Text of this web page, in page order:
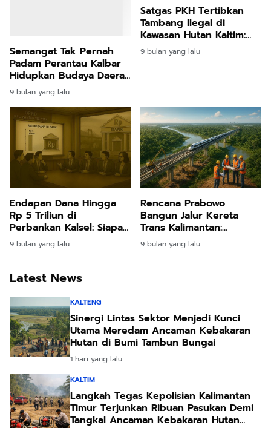
Semangat Tak Pernah
Padam Perantau Kalbar
Hidupkan Budaya Daerah
di Jantung Jakarta
9 bulan yang lalu
Satgas PKH Tertibkan
Tambang Ilegal di
Kawasan Hutan Kaltim:
Rampas 116 Hektare
Lahan Milik Konglomerat,
9 bulan yang lalu
Endapan Dana Hingga
Rp 5 Triliun di
Perbankan Kalsel: Siapa
yang Menahan dan
Untuk Apa?
9 bulan yang lalu
Rencana Prabowo
Bangun Jalur Kereta
Trans Kalimantan:
Turunkan Biaya Logistik,
Dorong Ekonomi SDA
9 bulan yang lalu
Latest News
KALTENG
Sinergi Lintas Sektor Menjadi Kunci
Utama Meredam Ancaman Kebakaran
Hutan di Bumi Tambun Bungai
1 hari yang lalu
KALTIM
Langkah Tegas Kepolisian Kalimantan
Timur Terjunkan Ribuan Pasukan Demi
Tangkal Ancaman Kebakaran Hutan